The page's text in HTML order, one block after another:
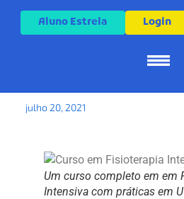
Aluno Estrela Login
Confira como foi
em Fisioterapia
julho 20, 2021
Um curso completo em em
Intensiva com práticas em